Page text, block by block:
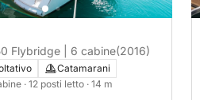
LAGOON - 450 Flybridge | 6 cabine(2016)
Catamarani
· 12 posti letto · 14 m